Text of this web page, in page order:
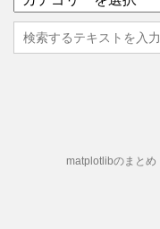
matplotlibのまとめ